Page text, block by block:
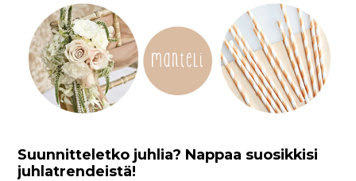
Suunnitteletko juhlia? Nappaa suosikkisi
juhlatrendeistä!